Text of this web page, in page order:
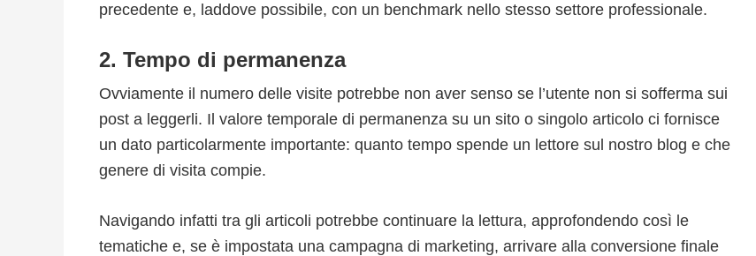
precedente e, laddove possibile, con un benchmark nello stesso settore professionale.
2. Tempo di permanenza
Ovviamente il numero delle visite potrebbe non aver senso se l’utente non si sofferma sui
post a leggerli. Il valore temporale di permanenza su un sito o singolo articolo ci fornisce
un dato particolarmente importante: quanto tempo spende un lettore sul nostro blog e che
genere di visita compie.
Navigando infatti tra gli articoli potrebbe continuare la lettura, approfondendo così le
tematiche e, se è impostata una campagna di marketing, arrivare alla conversione finale